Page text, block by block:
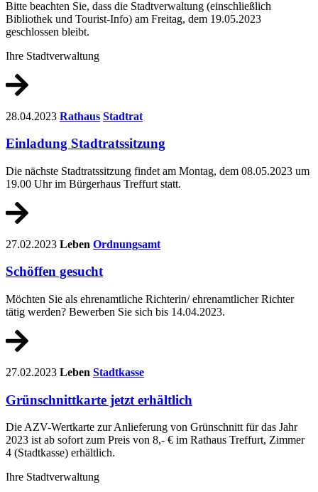
Bitte beachten Sie, dass die Stadtverwaltung (einschließlich
Bibliothek und Tourist-Info) am Freitag, dem 19.05.2023
geschlossen bleibt.
Ihre Stadtverwaltung
28.04.2023 Rathaus Stadtrat
Einladung Stadtratssitzung
Die nächste Stadtratssitzung findet am Montag, dem 08.05.2023 um
19.00 Uhr im Bürgerhaus Treffurt statt.
27.02.2023 Leben Ordnungsamt
Schöffen gesucht
Möchten Sie als ehrenamtliche Richterin/ ehrenamtlicher Richter
tätig werden? Bewerben Sie sich bis 14.04.2023.
27.02.2023 Leben Stadtkasse
Grünschnittkarte jetzt erhältlich
Die AZV-Wertkarte zur Anlieferung von Grünschnitt für das Jahr
2023 ist ab sofort zum Preis von 8,- € im Rathaus Treffurt, Zimmer
4 (Stadtkasse) erhältlich.
Ihre Stadtverwaltung